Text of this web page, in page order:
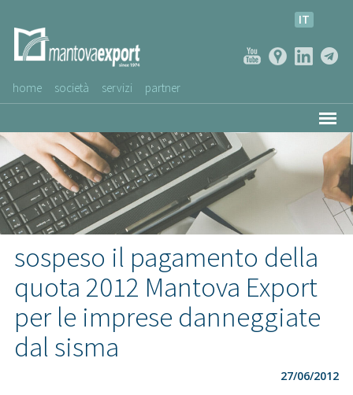
IT
home società servizi partner
AZIENDE CLIENTI
NEWS
VIDEO
SERVIZIO CLIENTI
sospeso il pagamento della
quota 2012 Mantova Export
per le imprese danneggiate
dal sisma
27/06/2012